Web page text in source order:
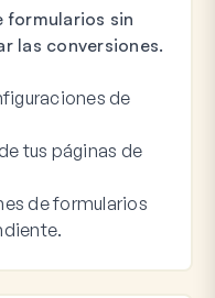
formularios sin
las conversiones.
de
tus páginas de
de formularios